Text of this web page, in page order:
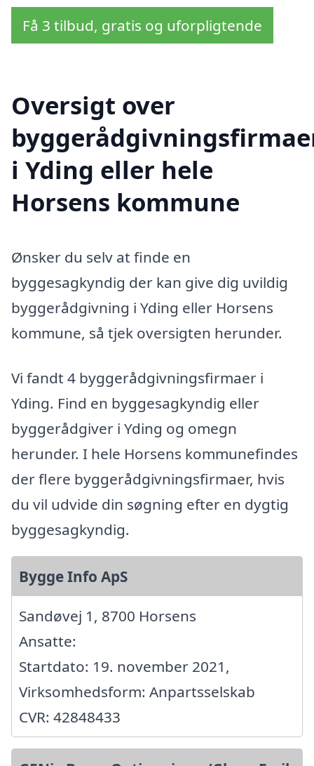
Få 3 tilbud, gratis og uforpligtende
Oversigt over
i Yding eller hele
Horsens kommune
Ønsker du selv at finde en
byggesagkyndig der kan give dig uvildig
byggerådgivning i Yding eller Horsens
kommune, så tjek oversigten herunder.
Vi fandt 4 byggerådgivningsfirmaer i
Yding. Find en byggesagkyndig eller
byggerådgiver i Yding og omegn
herunder. I hele Horsens kommunefindes
der flere byggerådgivningsfirmaer, hvis
du vil udvide din søgning efter en dygtig
byggesagkyndig.
Bygge Info ApS
Sandøvej 1, 8700 Horsens
Ansatte:
Startdato: 19. november 2021,
Virksomhedsform: Anpartsselskab
CVR: 42848433